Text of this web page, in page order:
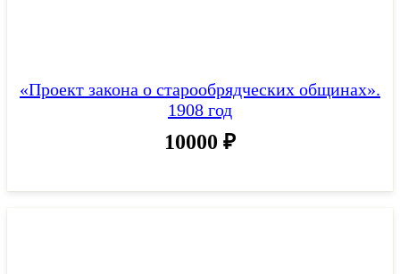
«Проект закона о старообрядческих общинах».
1908 год
10000 ₽